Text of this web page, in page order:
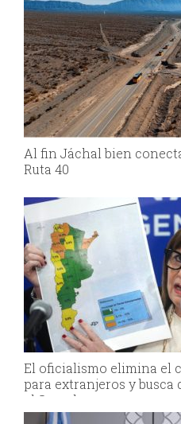
Al fin Jáchal bien
Ruta 40
El oficialismo elimina el
para extranjeros y busca
el Senado